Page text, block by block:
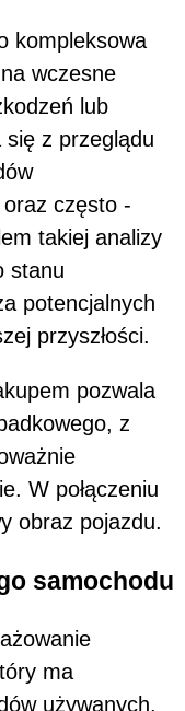
kompleksowa
wczesne
lub
się z przeglądu
często -
takiej analizy
stanu
potencjalnych
przyszłości.
pozwala
z
W połączeniu
obraz pojazdu.
samochodu
ma
używanych.